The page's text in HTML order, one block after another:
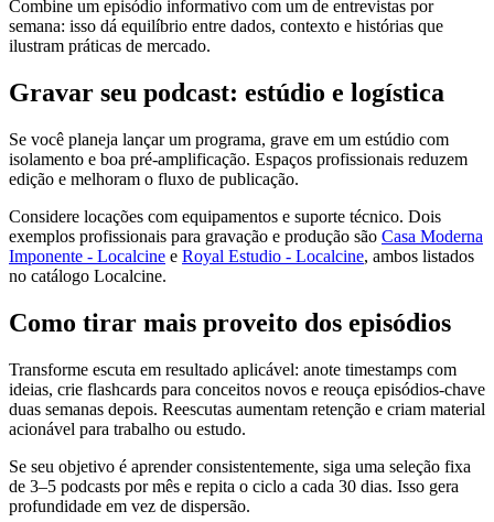
Combine um episódio informativo com um de entrevistas por
semana: isso dá equilíbrio entre dados, contexto e histórias que
ilustram práticas de mercado.
Gravar seu podcast: estúdio e logística
Se você planeja lançar um programa, grave em um estúdio com
isolamento e boa pré-amplificação. Espaços profissionais reduzem
edição e melhoram o fluxo de publicação.
Considere locações com equipamentos e suporte técnico. Dois
exemplos profissionais para gravação e produção são Casa Moderna
Imponente - Localcine e Royal Estudio - Localcine, ambos listados
no catálogo Localcine.
Como tirar mais proveito dos episódios
Transforme escuta em resultado aplicável: anote timestamps com
ideias, crie flashcards para conceitos novos e reouça episódios-chave
duas semanas depois. Reescutas aumentam retenção e criam material
acionável para trabalho ou estudo.
Se seu objetivo é aprender consistentemente, siga uma seleção fixa
de 3–5 podcasts por mês e repita o ciclo a cada 30 dias. Isso gera
profundidade em vez de dispersão.